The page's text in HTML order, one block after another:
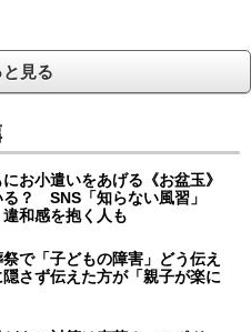
と見る
お小遣いをあげる《お盆玉》
？ SNS「知らない風習」
違和感を抱く人も
で「子どもの障害」どう伝え
さず伝えた方が「親子が楽に